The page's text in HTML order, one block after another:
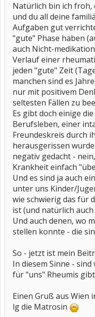
Natürlich bin ich
und du all deine
Aufgaben gut
"gute" Phase haben
auch Nicht-
Verlauf einer
jeden "gute" Zeit
manchen sind es
nur mit positivem
seltesten Fällen zu
Es gibt doch einige
Berufsleben, einer
Freundeskreis durch
herausgerissen
negativ gedacht -
Krankheit einfach
Und es sind ja auch
unter uns Kinder/
wie schwierig das für
ist (und natürlich
Und auch denen, wo
stellen konnte - die
So - jetzt ist mein
In diesem Sinne -
für "uns" Rheumis
Einen Gruß aus Wien
lg die Matrosin